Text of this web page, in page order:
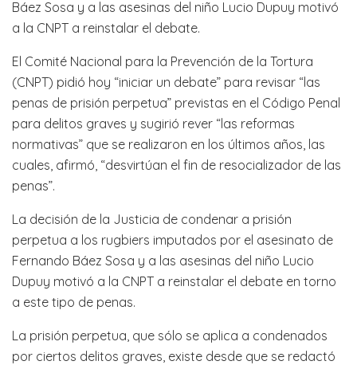
Báez Sosa y a las asesinas del niño Lucio Dupuy motivó
a la CNPT a reinstalar el debate.
El Comité Nacional para la Prevención de la Tortura
(CNPT) pidió hoy “iniciar un debate” para revisar “las
penas de prisión perpetua” previstas en el Código Penal
para delitos graves y sugirió rever “las reformas
normativas” que se realizaron en los últimos años, las
cuales, afirmó, “desvirtúan el fin de resocializador de las
penas”.
La decisión de la Justicia de condenar a prisión
perpetua a los rugbiers imputados por el asesinato de
Fernando Báez Sosa y a las asesinas del niño Lucio
Dupuy motivó a la CNPT a reinstalar el debate en torno
a este tipo de penas.
La prisión perpetua, que sólo se aplica a condenados
por ciertos delitos graves, existe desde que se redactó